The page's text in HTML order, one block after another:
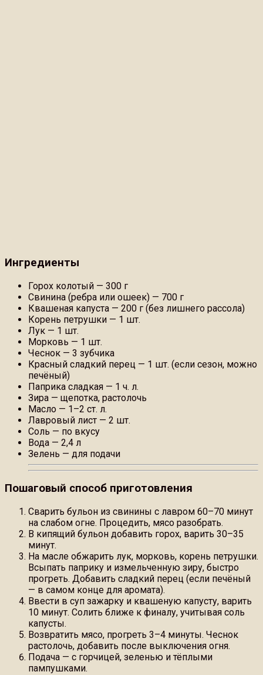
Ингредиенты
Горох колотый — 300 г
Свинина (ребра или ошеек) — 700 г
Квашеная капуста — 200 г (без лишнего рассола)
Корень петрушки — 1 шт.
Лук — 1 шт.
Морковь — 1 шт.
Чеснок — 3 зубчика
Красный сладкий перец — 1 шт. (если сезон, можно
печёный)
Паприка сладкая — 1 ч. л.
Зира — щепотка, растолочь
Масло — 1–2 ст. л.
Лавровый лист — 2 шт.
Соль — по вкусу
Вода — 2,4 л
Зелень — для подачи
Пошаговый способ приготовления
Сварить бульон из свинины с лавром 60–70 минут
на слабом огне. Процедить, мясо разобрать.
В кипящий бульон добавить горох, варить 30–35
минут.
На масле обжарить лук, морковь, корень петрушки.
Всыпать паприку и измельченную зиру, быстро
прогреть. Добавить сладкий перец (если печёный
— в самом конце для аромата).
Ввести в суп зажарку и квашеную капусту, варить
10 минут. Солить ближе к финалу, учитывая соль
капусты.
Возвратить мясо, прогреть 3–4 минуты. Чеснок
растолочь, добавить после выключения огня.
Подача — с горчицей, зеленью и тёплыми
пампушками.